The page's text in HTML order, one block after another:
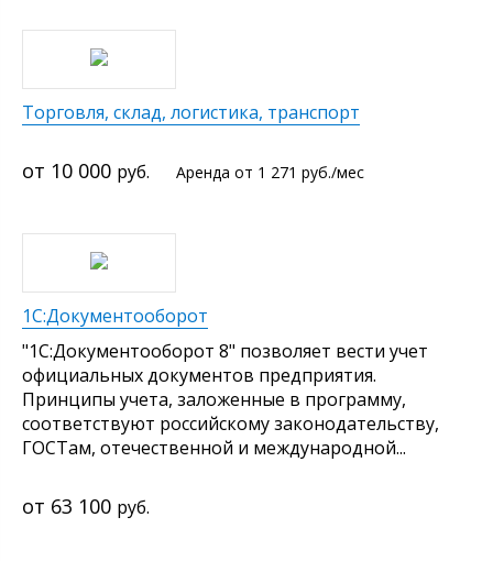
Торговля, склад, логистика, транспорт
10 000 руб. от 1 271 руб./мес
1С:Документооборот
"1С:Документооборот 8" позволяет вести учет
официальных документов предприятия.
Принципы учета, заложенные в программу,
соответствуют российскому законодательству,
ГОСТам, отечественной и международной...
63 100 руб.